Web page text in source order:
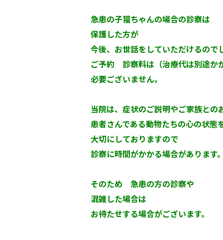
急患の子猫ちゃんの場合の診察は
保護した方が
今後、お世話をしていただけるので
ご予約 診察料は（治療代は別途か
必要ございません。
当院は、症状のご説明やご家族との
患者さんである動物たちの心の状態
大切にしておりますので
診察に時間がかかる場合があります。
そのため 急患の方の診察や
混雑した場合は
お待たせする場合がございます。